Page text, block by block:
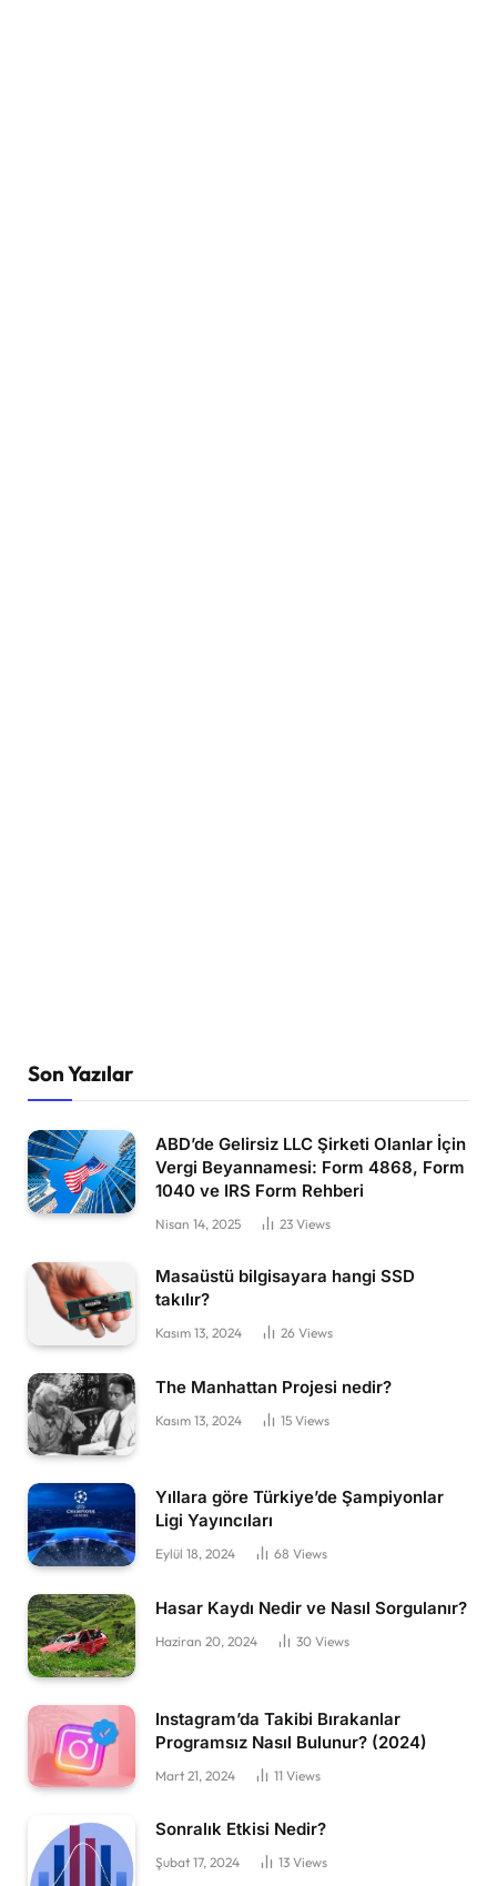
Son Yazılar
ABD’de Gelirsiz LLC Şirketi Olanlar İçin
Vergi Beyannamesi: Form 4868, Form
1040 ve IRS Form Rehberi
Nisan 14, 2025 23 Views
Masaüstü bilgisayara hangi SSD
takılır?
Kasım 13, 2024 26 Views
The Manhattan Projesi nedir?
Kasım 13, 2024 15 Views
Yıllara göre Türkiye’de Şampiyonlar
Ligi Yayıncıları
Eylül 18, 2024 68 Views
Hasar Kaydı Nedir ve Nasıl Sorgulanır?
Haziran 20, 2024 30 Views
Instagram’da Takibi Bırakanlar
Programsız Nasıl Bulunur? (2024)
Mart 21, 2024 11 Views
Sonralık Etkisi Nedir?
Şubat 17, 2024 13 Views